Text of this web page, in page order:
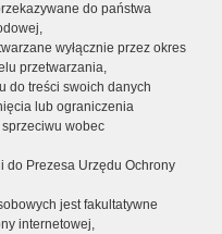
do państwa
wyłącznie przez okres
przetwarzania,
do treści swoich danych
lub ograniczenia
wobec
do Prezesa Urzędu Ochrony
jest fakultatywne
internetowej,